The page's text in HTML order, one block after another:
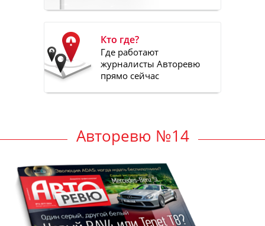
Кто где?
Где работают
журналисты Авторевю
прямо сейчас
Авторевю №14